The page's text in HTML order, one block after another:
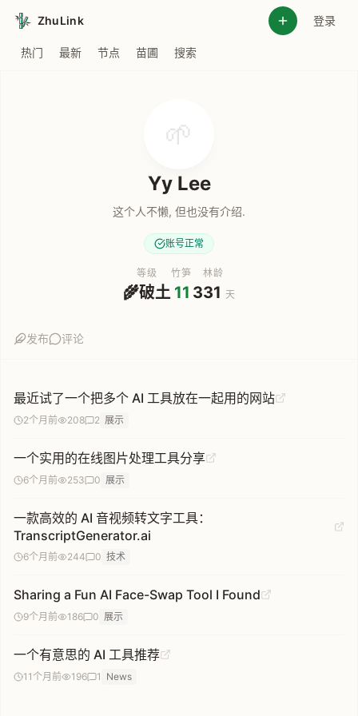
ZhuLink 登录
热门 最新 节点 苗圃 搜索
🌱
Yy Lee
这个人不懒, 但也没有介绍.
账号正常
等级
🌾破土
竹笋
11
林龄
331 天
发布 评论
最近试了一个把多个 AI 工具放在一起用的网站
2个月前 208 2 展示
一个实用的在线图片处理工具分享
6个月前 253 0 展示
一款高效的 AI 音视频转文字工具：
TranscriptGenerator.ai
6个月前 244 0 技术
Sharing a Fun AI Face-Swap Tool I Found
9个月前 186 0 展示
一个有意思的 AI 工具推荐
11个月前 196 1 News